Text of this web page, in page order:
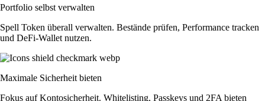
Portfolio selbst verwalten
Spell Token überall verwalten. Bestände prüfen, Performance tracken
und DeFi-Wallet nutzen.
Maximale Sicherheit bieten
Fokus auf Kontosicherheit. Whitelisting, Passkeys und 2FA bieten